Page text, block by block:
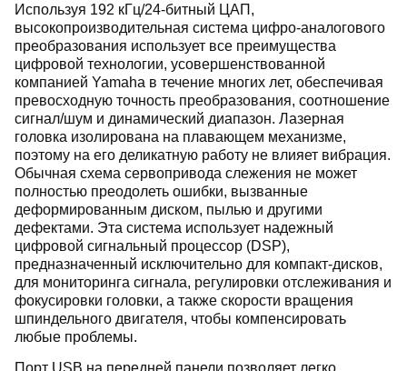
Используя 192 кГц/24-битный ЦАП,
высокопроизводительная система цифро-аналогового
преобразования использует все преимущества
цифровой технологии, усовершенствованной
компанией Yamaha в течение многих лет, обеспечивая
превосходную точность преобразования, соотношение
сигнал/шум и динамический диапазон. Лазерная
головка изолирована на плавающем механизме,
поэтому на его деликатную работу не влияет вибрация.
Обычная схема сервопривода слежения не может
полностью преодолеть ошибки, вызванные
деформированным диском, пылью и другими
дефектами. Эта система использует надежный
цифровой сигнальный процессор (DSP),
предназначенный исключительно для компакт-дисков,
для мониторинга сигнала, регулировки отслеживания и
фокусировки головки, а также скорости вращения
шпиндельного двигателя, чтобы компенсировать
любые проблемы.
Порт USB на передней панели позволяет легко